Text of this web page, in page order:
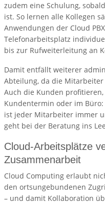
zudem eine Schulung,
ist. So lernen alle Kollegen
Anwendungen der Cloud
Telefonarbeitsplatz
bis zur Rufweiterleitung an
Damit entfällt weiterer
Abteilung, da die
Auch die Kunden
Kundentermin oder im
ist jeder Mitarbeiter immer
geht bei der Beratung ins
Cloud-Arbeitsplätze
Zusammenarbeit
Cloud Computing erlaubt
den ortsungebundenen
– und damit Kollaboration